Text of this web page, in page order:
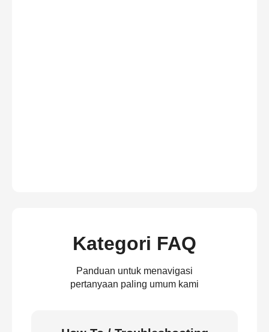
Kategori FAQ
Panduan untuk menavigasi
pertanyaan paling umum kami